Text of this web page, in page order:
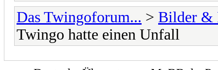
Das Twingoforum... > Bilder &
Twingo hatte einen Unfall